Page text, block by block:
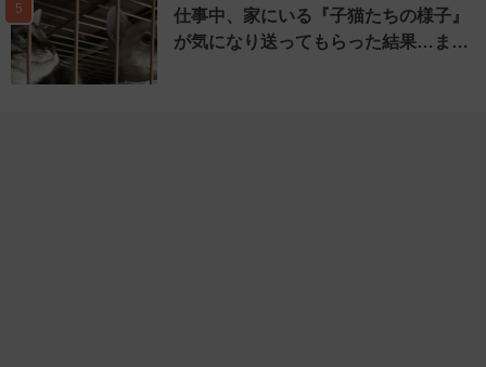
5
仕事中、家にいる『子猫たちの様子』
が気になり送ってもらった結果…ま…